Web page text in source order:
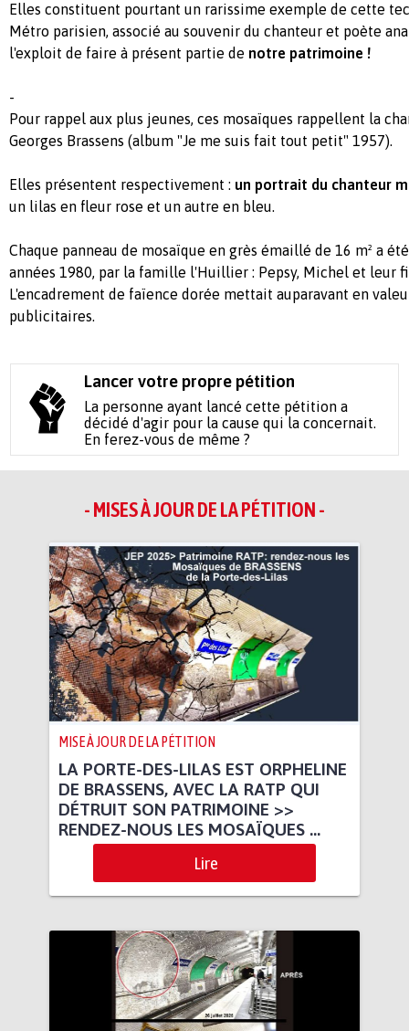
Elles constituent pourtant un rarissime exemple de cette
Métro parisien, associé au souvenir du chanteur et poète
l'exploit de faire à présent partie de notre patrimoine !
-
Pour rappel aux plus jeunes, ces mosaïques rappellent la
Georges Brassens (album "Je me suis fait tout petit" 1957).
Elles présentent respectivement : un portrait du chanteur
un lilas en fleur rose et un autre en bleu.
Chaque panneau de mosaïque en grès émaillé de 16 m² a
années 1980, par la famille l'Huillier : Pepsy, Michel et leur
L'encadrement de faïence dorée mettait auparavant en
publicitaires.
Lancer votre propre pétition
La personne ayant lancé cette pétition a
décidé d'agir pour la cause qui la concernait.
En ferez-vous de même ?
- MISES À JOUR DE LA PÉTITION -
MISE À JOUR DE LA PÉTITION
LA PORTE-DES-LILAS EST ORPHELINE
DE BRASSENS, AVEC LA RATP QUI
DÉTRUIT SON PATRIMOINE >>
RENDEZ-NOUS LES MOSAÏQUES ...
Lire